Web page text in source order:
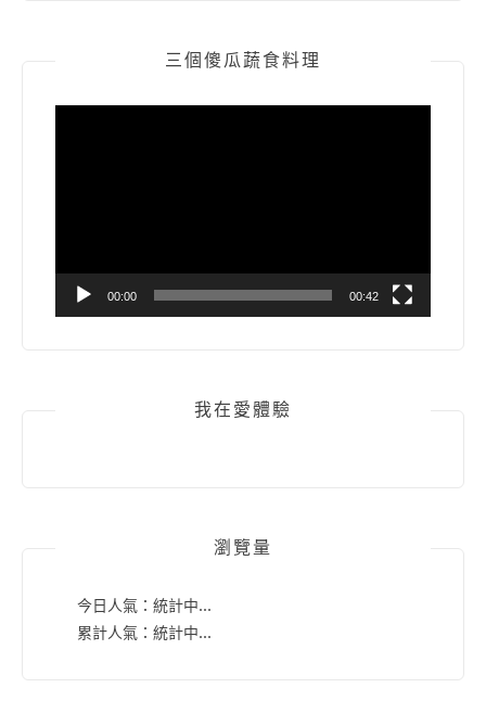
三個傻瓜蔬食料理
00:00 00:42
我在愛體驗
瀏覽量
今日人氣： 統計中...
累計人氣： 統計中...